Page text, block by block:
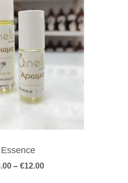
Essence
– €12.00Price